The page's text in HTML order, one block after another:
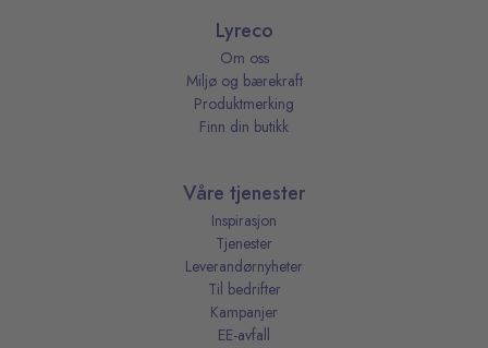
Lyreco
Om oss
Miljø og bærekraft
Produktmerking
Finn din butikk
Våre tjenester
Inspirasjon
Tjenester
Leverandørnyheter
Til bedrifter
Kampanjer
EE-avfall